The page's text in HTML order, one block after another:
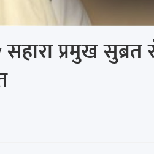
प्रमुख सुब्रत